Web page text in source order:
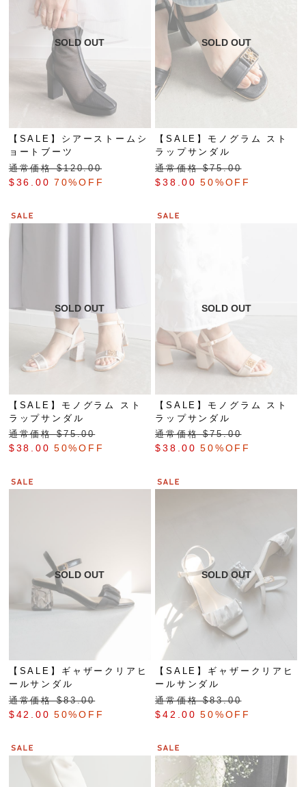
【SALE】シアーストームシ
ョートブーツ
通常価格 $‌120.00
$‌36.00 70%OFF
【SALE】モノグラム スト
ラップサンダル
通常価格 $‌75.00
$‌38.00 50%OFF
【SALE】モノグラム スト
ラップサンダル
通常価格 $‌75.00
$‌38.00 50%OFF
【SALE】モノグラム スト
ラップサンダル
通常価格 $‌75.00
$‌38.00 50%OFF
【SALE】ギャザークリアヒ
ールサンダル
通常価格 $‌83.00
$‌42.00 50%OFF
【SALE】ギャザークリアヒ
ールサンダル
通常価格 $‌83.00
$‌42.00 50%OFF